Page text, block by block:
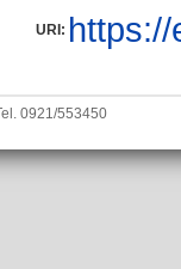
URI:
0921/553450